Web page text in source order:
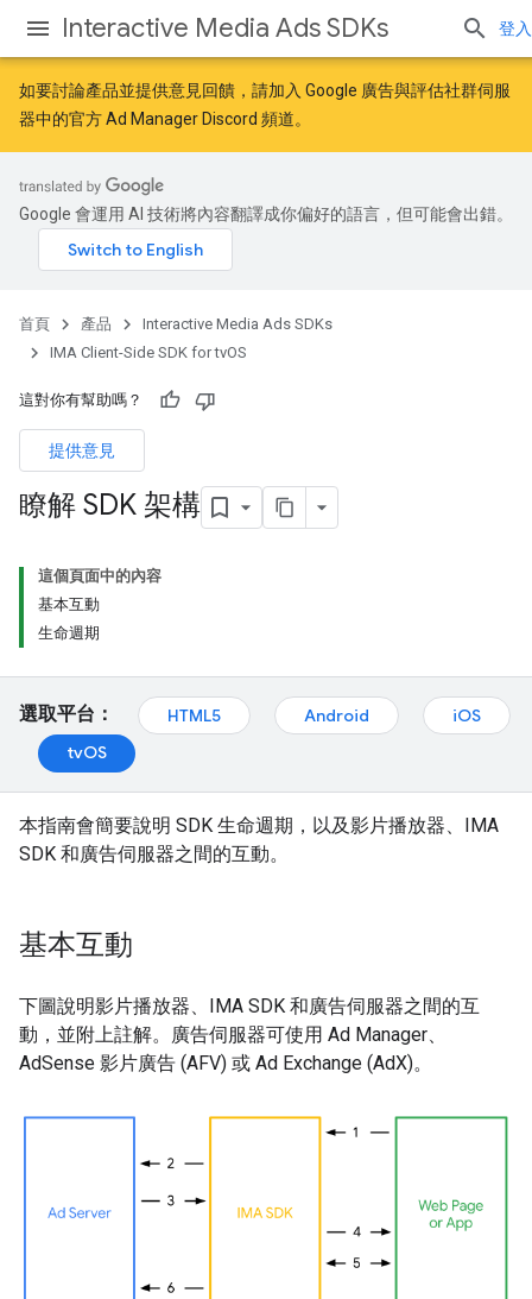
Interactive Media Ads SDKs 登入
如要討論產品並提供意見回饋，請加入 Google 廣告與評估社群伺服
器中的官方 Ad Manager Discord 頻道。
Google 會運用 AI 技術將內容翻譯成你偏好的語言，但可能會出錯。
首頁 產品
Interactive Media Ads SDKs
IMA Client-Side SDK for tvOS
這對你有幫助嗎？
提供意見
瞭解 SDK 架構
這個頁面中的內容
基本互動
生命週期
選取平台： HTML5 Android
iOS
tvOS
本指南會簡要說明 SDK 生命週期，以及影片播放器、IMA
SDK 和廣告伺服器之間的互動。
基本互動
下圖說明影片播放器、IMA SDK 和廣告伺服器之間的互
動，並附上註解。廣告伺服器可使用 Ad Manager、
AdSense 影片廣告 (AFV) 或 Ad Exchange (AdX)。